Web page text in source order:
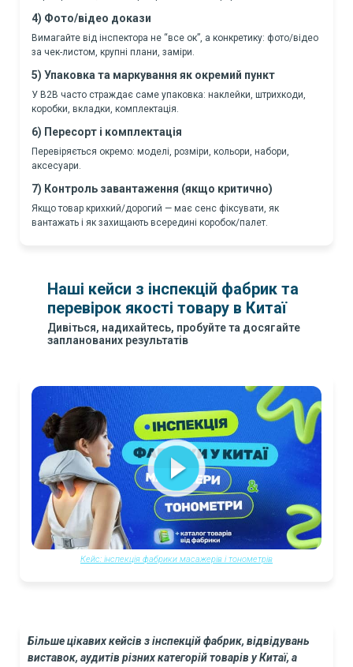
4) Фото/відео докази
Вимагайте від інспектора не “все ок”, а конкретику: фото/відео
за чек-листом, крупні плани, заміри.
5) Упаковка та маркування як окремий пункт
У B2B часто страждає саме упаковка: наклейки, штрихкоди,
коробки, вкладки, комплектація.
6) Пересорт і комплектація
Перевіряється окремо: моделі, розміри, кольори, набори,
аксесуари.
7) Контроль завантаження (якщо критично)
Якщо товар крихкий/дорогий — має сенс фіксувати, як
вантажать і як захищають всередині коробок/палет.
Наші кейси з інспекцій фабрик та
перевірок якості товару в Китаї
Дивіться, надихайтесь, пробуйте та досягайте
запланованих результатів
Кейс: інспекція фабрики масажерів і тонометрів
Більше цікавих кейсів з інспекцій фабрик, відвідувань
виставок, аудитів різних категорій товарів у Китаї, а